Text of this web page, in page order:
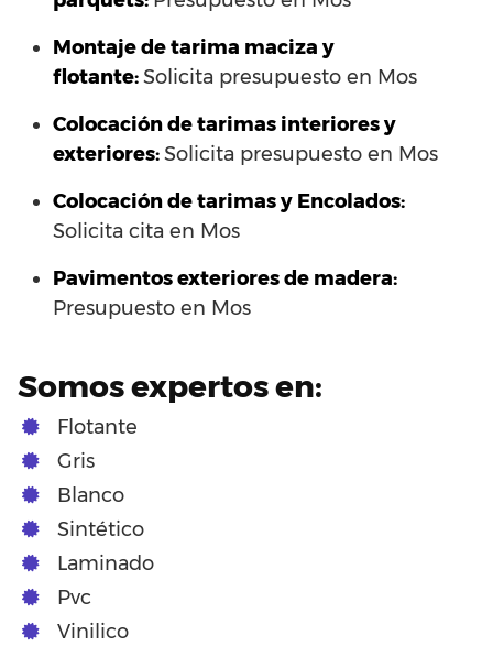
Montaje de tarima maciza y
flotante:Solicita presupuesto en Mos
Colocación de tarimas interiores y
exteriores:Solicita presupuesto en Mos
Colocación de tarimas y Encolados:
Solicita cita en Mos
Pavimentos exteriores de madera:
Presupuesto en Mos
Somos expertos en:
Flotante
Gris
Blanco
Sintético
Laminado
Pvc
Vinilico